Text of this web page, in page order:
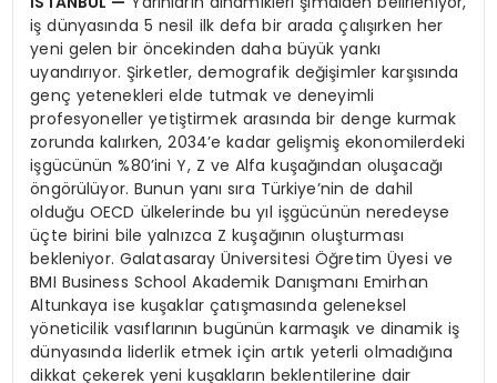
iş dünyasında 5 nesil ilk defa bir arada çalışırken her
yeni gelen bir öncekinden daha büyük yankı
uyandırıyor. Şirketler, demografik değişimler karşısında
genç yetenekleri elde tutmak ve deneyimli
profesyoneller yetiştirmek arasında bir denge kurmak
zorunda kalırken, 2034’e kadar gelişmiş ekonomilerdeki
işgücünün %80’ini Y, Z ve Alfa kuşağından oluşacağı
öngörülüyor. Bunun yanı sıra Türkiye’nin de dahil
olduğu OECD ülkelerinde bu yıl işgücünün neredeyse
üçte birini bile yalnızca Z kuşağının oluşturması
bekleniyor. Galatasaray Üniversitesi Öğretim Üyesi ve
BMI Business School Akademik Danışmanı Emirhan
Altunkaya ise kuşaklar çatışmasında geleneksel
yöneticilik vasıflarının bugünün karmaşık ve dinamik iş
dünyasında liderlik etmek için artık yeterli olmadığına
dikkat çekerek yeni kuşakların beklentilerine dair